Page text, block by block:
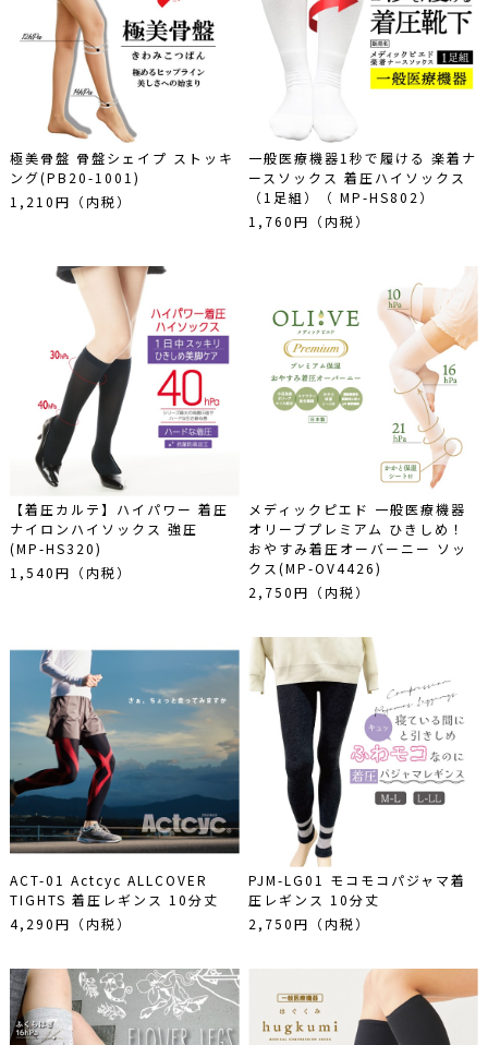
レッグカバー
インナー
極美骨盤 骨盤シェイプ ストッキ
ング(PB20-1001)
1,210円（内税）
一般医療機器1秒で履ける 楽着ナ
ースソックス 着圧ハイソックス
（1足組）（ MP-HS802）
1,760円（内税）
【着圧カルテ】ハイパワー 着圧
ナイロンハイソックス 強圧
(MP-HS320)
1,540円（内税）
メディックピエド 一般医療機器
オリーブプレミアム ひきしめ！
おやすみ着圧オーバーニー ソッ
クス(MP-OV4426)
2,750円（内税）
ACT-01 Actcyc ALLCOVER
TIGHTS 着圧レギンス 10分丈
4,290円（内税）
PJM-LG01 モコモコパジャマ着
圧レギンス 10分丈
2,750円（内税）